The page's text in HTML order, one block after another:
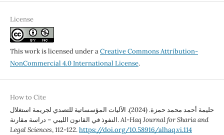
License
This work is licensed under aCreative Commons Attribution-
NonCommercial 4.0 International License.
How to Cite
حليمة أحمد محمد حمزة. (2024). الآليات المؤسساتية للتصدي لجريمة استغلال
النفوذ في القانون الليبي – دراسة مقارنة.Al-Haq Journal for Sharia and
Legal Sciences, 112-122.https://doi.org/10.58916/alhaq.vi.114